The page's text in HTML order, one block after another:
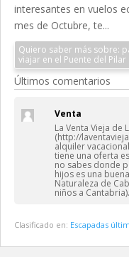
interesantes en vuelos
mes de Octubre, te...
Quiero saber más sobre: parques de atracciones | Más ideas para
viajar en el Puente del Pilar
Últimos comentarios
Venta
La Venta Vieja de
(http://
alquiler
tiene una oferta
no sabes donde
hijos es una
Naturaleza de
niños a Cantabria).
Clasificado en: Escapadas